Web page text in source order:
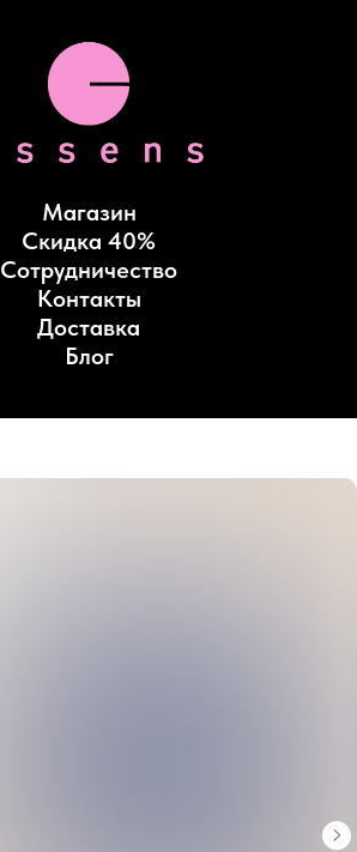
Магазин
Скидка 40%
Сотрудничество
Контакты
Доставка
Блог